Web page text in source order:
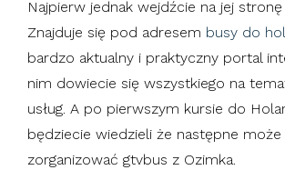
Najpierw jednak wejdźcie na jej
Znajduje się pod adresem busy do
bardzo aktualny i praktyczny portal
nim dowiecie się wszystkiego na
usług. A po pierwszym kursie do
będziecie wiedzieli że następne
zorganizować gtvbus z Ozimka.